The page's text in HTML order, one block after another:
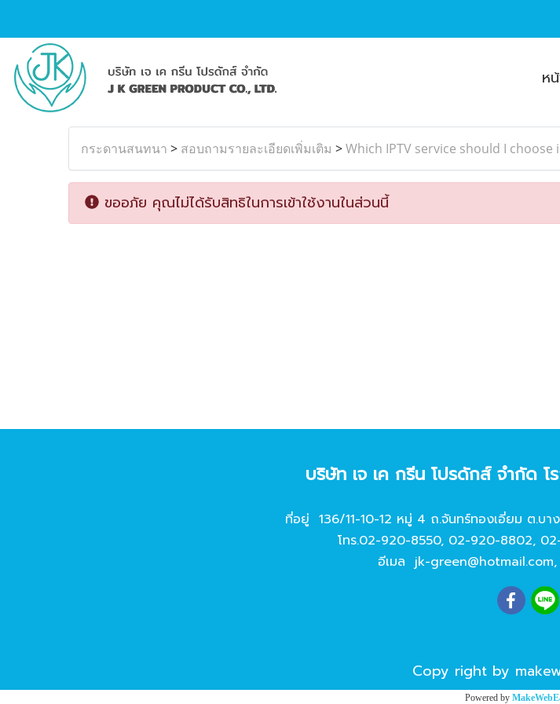
ห
กระดานสนทนา > สอบถามรายละเอียดเพิ่มเติม >Which IPTV service should I choose
ขออภัย คุณไม่ได้รับสิทธิในการเข้าใช้งานในส่วนนี้
บริษัท เจ เค กรีน โปรดักส์ จํากัด
ที่อยู่ 136/11-10-12 หมู่ 4 ถ.จันทร์ทองเอี่ยม ต.บา
โทร.02-920-8550, 02-920-8802,
อีเมล jk-green@hotmail.com,
Copy right by
Powered by